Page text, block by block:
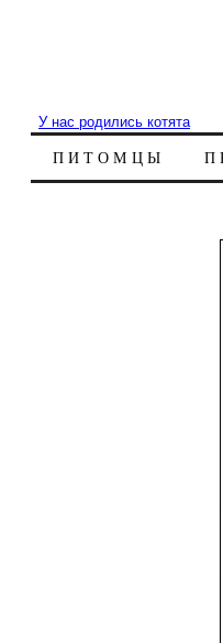
У нас родились котята
ПИТОМЦЫ